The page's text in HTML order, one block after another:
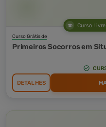
Curso Livre
Curso Grátis de
Primeiros Socorros em
DETALHES